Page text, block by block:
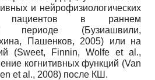
и нейрофизиологических
пациентов в раннем
периоде (Бузиашвили,
Пашенков, 2005) или на
(Sweet, Finnin, Wolfe et al.,
когнитивных функций (Van
et al., 2008) после КШ.